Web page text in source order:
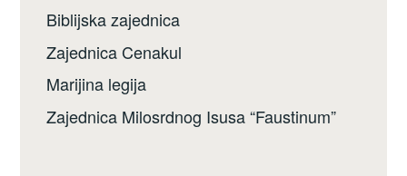
Biblijska zajednica
Zajednica Cenakul
Marijina legija
Zajednica Milosrdnog Isusa “Faustinum”